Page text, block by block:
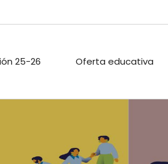
25-26 Oferta educativa
PROYECTOS DE
INNOVACIÓN